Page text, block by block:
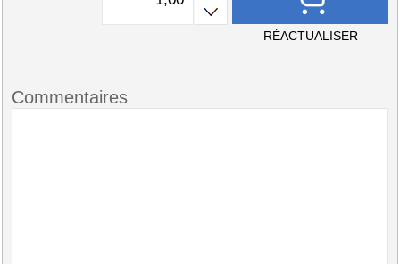
RÉACTUALISER
Commentaires